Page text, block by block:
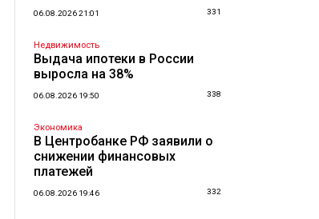
06.08.2026 21:01 331
Недвижимость
Выдача ипотеки в России
выросла на 38%
06.08.2026 19:50 338
Экономика
В Центробанке РФ заявили о
снижении финансовых
платежей
06.08.2026 19:46 332